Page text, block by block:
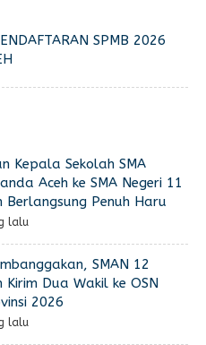
SPMB 2026
Kepala Sekolah SMA
Aceh ke SMA Negeri 11
Berlangsung Penuh Haru
lalu
SMAN 12
Kirim Dua Wakil ke OSN
2026
lalu